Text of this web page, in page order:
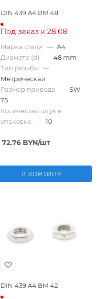
DIN 439 A4 BM 48
Под заказ к 28.08
Марка стали — A4
Диаметр (d) — 48 mm
Тип резьбы —
Метрическая
Размер привода — SW
75
Количество штук в
упаковке — 10
72.76 BYN/шт
В КОРЗИНУ
DIN 439 A4 BM 42